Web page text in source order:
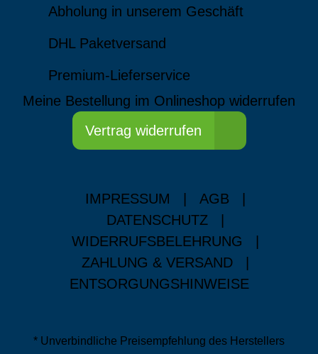
Abholung in unserem Geschäft
DHL Paketversand
Premium-Lieferservice
Meine Bestellung im Onlineshop widerrufen
Vertrag widerrufen
IMPRESSUM AGB
DATENSCHUTZ
WIDERRUFSBELEHRUNG
ZAHLUNG & VERSAND
ENTSORGUNGSHINWEISE
* Unverbindliche Preisempfehlung des Herstellers